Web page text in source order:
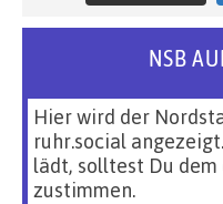
NSB
Hier wird der
ruhr.social
lädt, solltest Du
zustimmen.